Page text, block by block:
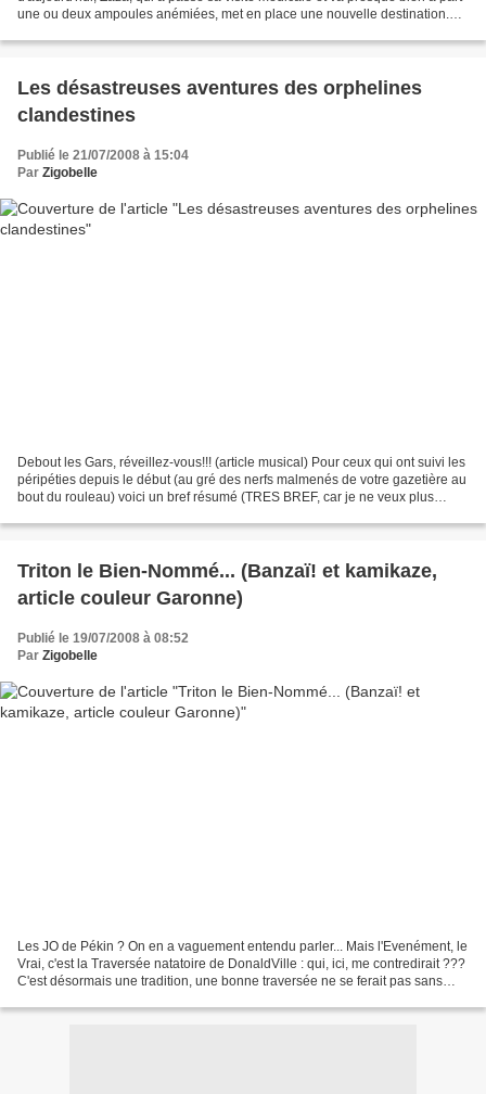
une ou deux ampoules anémiées, met en place une nouvelle destination.
Les désastreuses aventures des orphelines
clandestines
Publié le 21/07/2008 à 15:04
Par Zigobelle
Debout les Gars, réveillez-vous!!! (article musical) Pour ceux qui ont suivi les
péripéties depuis le début (au gré des nerfs malmenés de votre gazetière au
bout du rouleau) voici un bref résumé (TRES BREF, car je ne veux plus
Triton le Bien-Nommé... (Banzaï! et kamikaze,
article couleur Garonne)
Publié le 19/07/2008 à 08:52
Par Zigobelle
Les JO de Pékin ? On en a vaguement entendu parler... Mais l'Evenément, le
Vrai, c'est la Traversée natatoire de DonaldVille : qui, ici, me contredirait ???
C'est désormais une tradition, une bonne traversée ne se ferait pas sans